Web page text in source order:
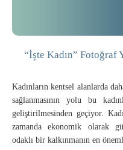
“İşte Kadın” Fotoğraf
Kadınların kentsel alanlarda
sağlanmasının yolu bu
geliştirilmesinden geçiyor.
zamanda ekonomik olarak
odaklı bir kalkınmanın en